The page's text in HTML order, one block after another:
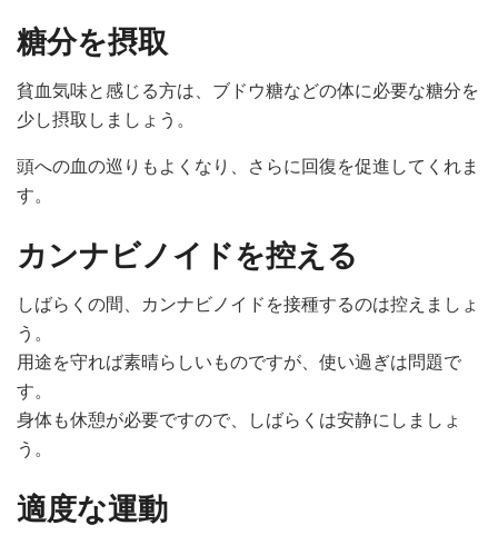
糖分を摂取
貧血気味と感じる方は、ブドウ糖などの体に必要な糖分を
少し摂取しましょう。
頭への血の巡りもよくなり、さらに回復を促進してくれま
す。
カンナビノイドを控える
しばらくの間、カンナビノイドを接種するのは控えましょ
う。
用途を守れば素晴らしいものですが、使い過ぎは問題で
す。
身体も休憩が必要ですので、しばらくは安静にしましょ
う。
適度な運動